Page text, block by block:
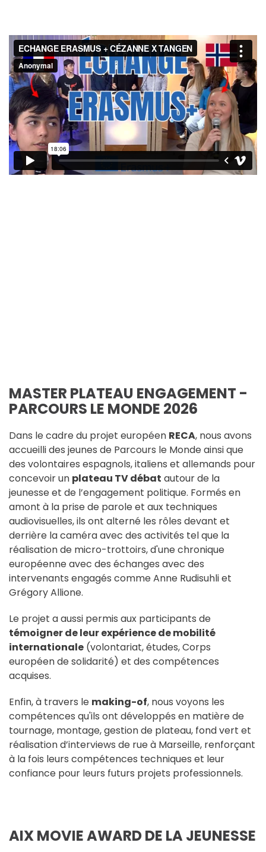
MASTER PLATEAU ENGAGEMENT -
PARCOURS LE MONDE 2026
Dans le cadre du projet européen RECA, nous avons
accueilli des jeunes de Parcours le Monde ainsi que
des volontaires espagnols, italiens et allemands pour
concevoir un plateau TV débat autour de la
jeunesse et de l’engagement politique. Formés en
amont à la prise de parole et aux techniques
audiovisuelles, ils ont alterné les rôles devant et
derrière la caméra avec des activités tel que la
réalisation de micro-trottoirs, d'une chronique
européenne avec des échanges avec des
intervenants engagés comme Anne Rudisuhli et
Grégory Allione.
Le projet a aussi permis aux participants de
témoigner de leur expérience de mobilité
internationale (volontariat, études, Corps
européen de solidarité) et des compétences
acquises.
Enfin, à travers le making-of, nous voyons les
compétences qu'ils ont développés en matière de
tournage, montage, gestion de plateau, fond vert et
réalisation d’interviews de rue à Marseille, renforçant
à la fois leurs compétences techniques et leur
confiance pour leurs futurs projets professionnels.
AIX MOVIE AWARD DE LA JEUNESSE